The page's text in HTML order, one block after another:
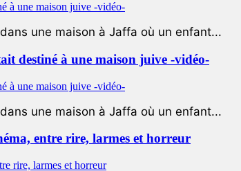
une maison à Jaffa où un enfant...
destiné à une maison juive -vidéo-
une maison à Jaffa où un enfant...
entre rire, larmes et horreur